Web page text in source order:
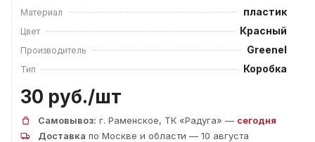
Материал
пластик
Цвет Красный
Производитель Greenel
Тип Коробка
30 руб./шт
Самовывоз: г. Раменское, ТК «Радуга» — сегодня
Доставка по Москве и области — 10 августа